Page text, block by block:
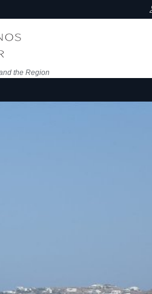
the Region